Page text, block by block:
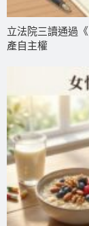
立法院三讀通過
產自主權